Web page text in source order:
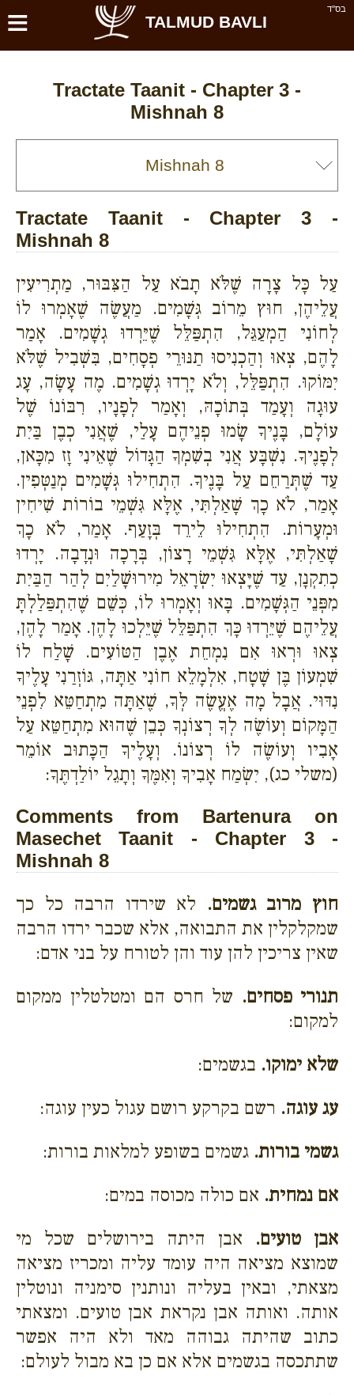
בס''ד ≡ TALMUD BAVLI
Tractate Taanit - Chapter 3 -
Mishnah 8
Tractate Taanit - Chapter 3 -
Mishnah 8
עַל כָּל צָרָה שֶׁלֹּא תָבֹא עַל הַצִּבּוּר, מַתְרִיעִין
עֲלֵיהֶן, חוּץ מֵרוֹב גְּשָׁמִים. מַעֲשֶׂה שֶׁאָמְרוּ לוֹ
לְחוֹנִי הַמְעַגֵּל, הִתְפַּלֵּל שֶׁיֵּרְדוּ גְשָׁמִים. אָמַר
לָהֶם, צְאוּ וְהַכְנִיסוּ תַנּוּרֵי פְסָחִים, בִּשְׁבִיל שֶׁלֹּא
יִמּוֹקוּ. הִתְפַּלֵּל, וְלֹא יָרְדוּ גְשָׁמִים. מֶה עָשָׂה, עָג
עוּגָה וְעָמַד בְּתוֹכָהּ, וְאָמַר לְפָנָיו, רִבּוֹנוֹ שֶׁל
עוֹלָם, בָּנֶיךָ שָׂמוּ פְנֵיהֶם עָלַי, שֶׁאֲנִי כְבֶן בַּיִת
לְפָנֶיךָ. נִשְׁבָּע אֲנִי בְשִׁמְךָ הַגָּדוֹל שֶׁאֵינִי זָז מִכָּאן,
עַד שֶׁתְּרַחֵם עַל בָּנֶיךָ. הִתְחִילוּ גְּשָׁמִים מְנַטְּפִין.
אָמַר, לֹא כָךְ שָׁאַלְתִּי, אֶלָּא גִּשְׁמֵי בוֹרוֹת שִׁיחִין
וּמְעָרוֹת. הִתְחִילוּ לֵירֵד בְּזָעַף. אָמַר, לֹא כָךְ
שָׁאַלְתִּי, אֶלָּא גִּשְׁמֵי רָצוֹן, בְּרָכָה וּנְדָבָה. יָרְדוּ
כְתִקְנָן, עַד שֶׁיָּצְאוּ יִשְׂרָאֵל מִירוּשָׁלַיִם לְהַר הַבַּיִת
מִפְּנֵי הַגְּשָׁמִים. בָּאוּ וְאָמְרוּ לוֹ, כְּשֵׁם שֶׁהִתְפַּלַלְתָּ
עֲלֵיהֶם שֶׁיֵּרְדוּ כָּךְ הִתְפַּלֵּל שֶׁיֵּלְכוּ לָהֶן. אָמַר לָהֶן,
צְאוּ וּרְאוּ אִם נִמְחֵת אֶבֶן הַטּוֹעִים. שָׁלַח לוֹ
שִׁמְעוֹן בֶּן שָׁטָח, אִלְמָלֵא חוֹנִי אַתָּה, גּוֹזְרַנִי עָלֶיךָ
נִדּוּי. אֲבָל מָה אֶעֱשֶׂה לְּךָ, שֶׁאַתָּה מִתְחַטֵּא לִפְנֵי
הַמָּקוֹם וְעוֹשֶׂה לְךָ רְצוֹנְךָ כְּבֵן שֶׁהוּא מִתְחַטֵּא עַל
אָבִיו וְעוֹשֶׂה לוֹ רְצוֹנוֹ. וְעָלֶיךָ הַכָּתוּב אוֹמֵר
(משלי כג), יִשְׂמַח אָבִיךָ וְאִמֶּךָ וְתָגֵל יוֹלַדְתֶּךָ:
Comments from Bartenura on
Masechet Taanit - Chapter 3 -
Mishnah 8
חוץ מרוב גשמים. לא שירדו הרבה כל כך
שמקלקלין את התבואה, אלא שכבר ירדו הרבה
שאין צריכין להן עוד והן לטורח על בני אדם:
תנורי פסחים. של חרס הם ומטלטלין ממקום
למקום:
שלא ימוקו. בגשמים:
עג עוגה. רשם בקרקע רושם עגול כעין עוגה:
גשמי בורות. גשמים בשופע למלאות בורות:
אם נמחית. אם כולה מכוסה במים:
אבן טועים. אבן היתה בירושלים שכל מי
שמוצא מציאה היה עומד עליה ומכריז מציאה
מצאתי, ובאין בעליה ונותנין סימניה ונוטלין
אותה. ואותה אבן נקראת אבן טועים. ומצאתי
כתוב שהיתה גבוהה מאד ולא היה אפשר
שתתכסה בגשמים אלא אם כן בא מבול לעולם: